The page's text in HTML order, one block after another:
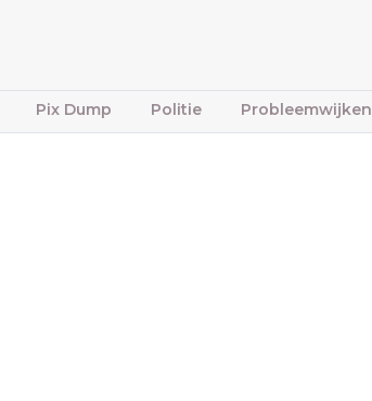
Pix Dump Politie Probleemwijken